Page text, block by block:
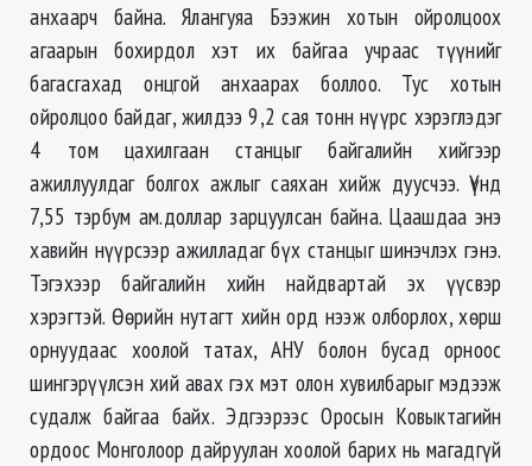
анхаарч байна. Ялангуяа Бээжин хотын ойролцоох
агаарын бохирдол хэт их байгаа учраас түүнийг
багасгахад онцгой анхаарах боллоо. Тус хотын
ойролцоо байдаг, жилдээ 9,2 сая тонн нүүрс хэрэглэдэг
4 том цахилгаан станцыг байгалийн хийгээр
ажиллуулдаг болгох ажлыг саяхан хийж дуусчээ. Үүнд
7,55 тэрбум ам.доллар зарцуулсан байна. Цаашдаа энэ
хавийн нүүрсээр ажилладаг бүх станцыг шинэчлэх гэнэ.
Тэгэхээр байгалийн хийн найдвартай эх үүсвэр
хэрэгтэй. Өөрийн нутагт хийн орд нээж олборлох, хөрш
орнуудаас хоолой татах, АНУ болон бусад орноос
шингэрүүлсэн хий авах гэх мэт олон хувилбарыг мэдээж
судалж байгаа байх. Эдгээрээс Оросын Ковыктагийн
ордоос Монголоор дайруулан хоолой барих нь магадгүй